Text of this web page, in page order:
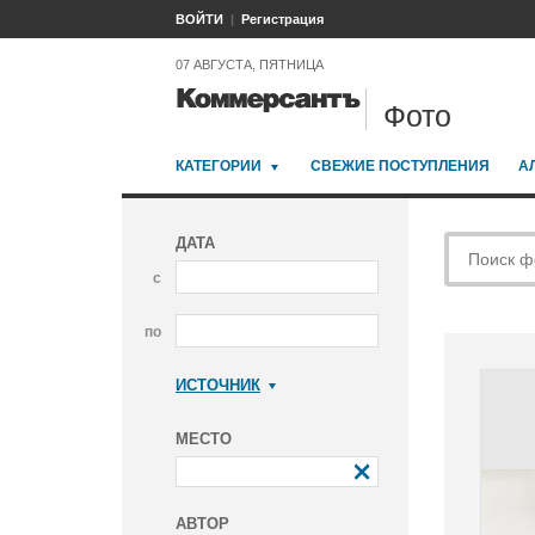
ВОЙТИ Регистрация
07 АВГУСТА, ПЯТНИЦА
Фото
КАТЕГОРИИ СВЕЖИЕ ПОСТУПЛЕНИЯ
ДАТА
с
по
ИСТОЧНИК
МЕСТО
АВТОР